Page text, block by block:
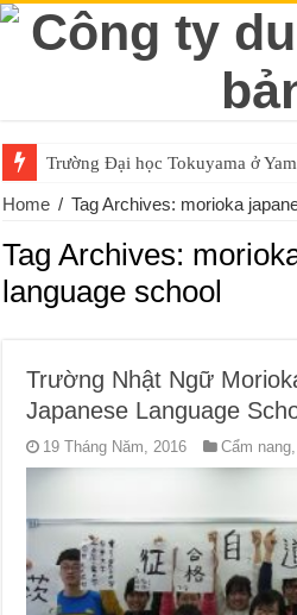
Trường Đại học Tokuyama ở
Home / Tag Archives: morioka
Tag Archives:
language school
Trường Nhật Ngữ
Japanese Language
19 Tháng Năm, 2016 Cẩm nang